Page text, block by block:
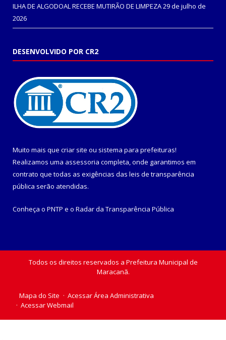
ILHA DE ALGODOAL RECEBE MUTIRÃO DE LIMPEZA29 de julho de
2026
DESENVOLVIDO POR CR2
Muito mais que criar site ou sistema para prefeituras!
Realizamos uma assessoria completa, onde garantimos em
contrato que todas as exigências das leis de transparência
pública serão atendidas.
Conheça o PNTP e o Radar da Transparência Pública
Todos os direitos reservados a Prefeitura Municipal de
Maracanã.
Mapa do Site
Acessar Área Administrativa
Acessar Webmail